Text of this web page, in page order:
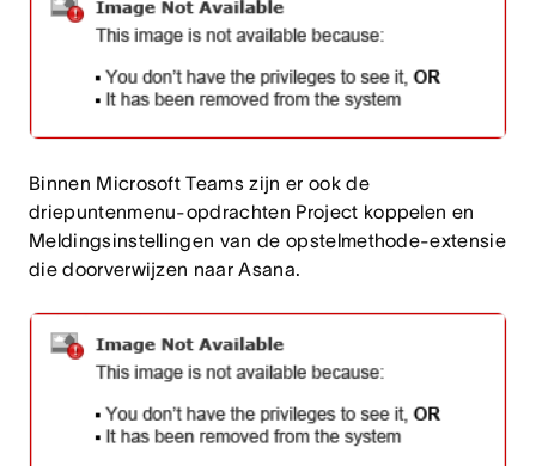
Binnen Microsoft Teams zijn er ook de
driepuntenmenu-opdrachten Project koppelen en
Meldingsinstellingen van de opstelmethode-extensie
die doorverwijzen naar Asana.